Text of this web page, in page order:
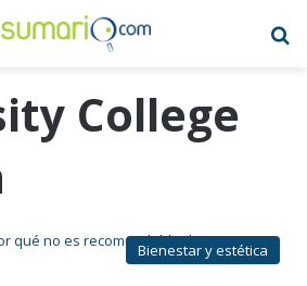
College
Bienestar y estética